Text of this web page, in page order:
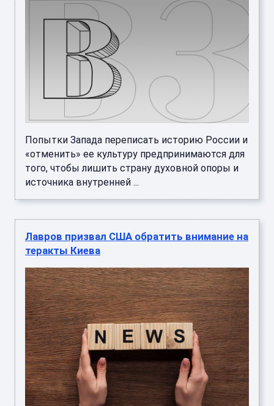
Попытки Запада переписать историю России и
«отменить» ее культуру предпринимаются для
того, чтобы лишить страну духовной опоры и
источника внутренней ...
Лавров призвал США обратить внимание на
теракты Киева